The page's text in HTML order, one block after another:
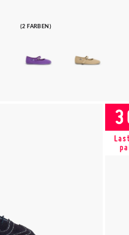
(2 FARBEN)